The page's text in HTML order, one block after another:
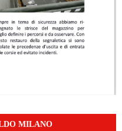
MILANO